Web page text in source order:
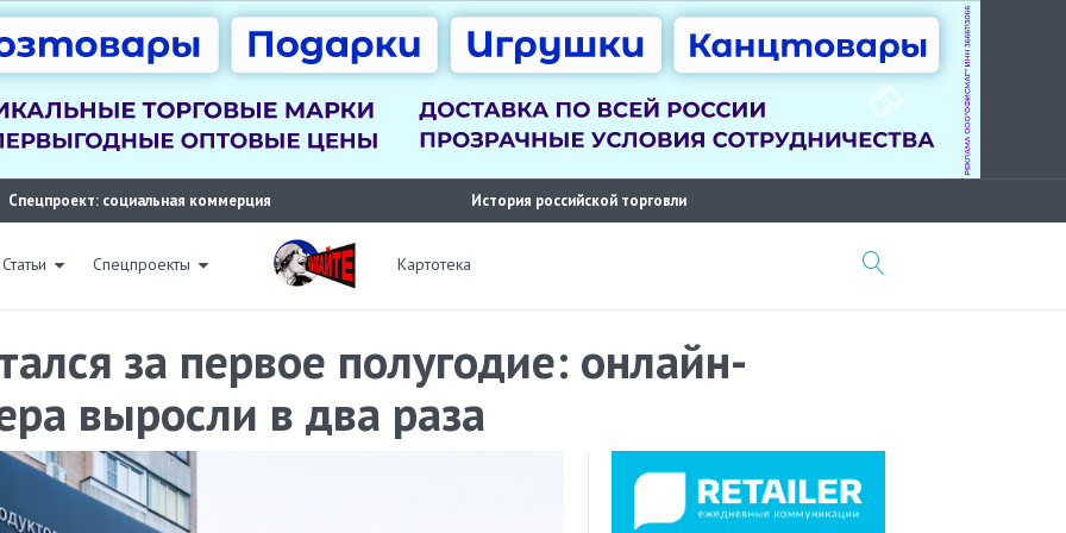
Спецпроект: социальная коммерция История российской торговли
Статьи Спецпроекты Картотека
за первое полугодие: онлайн-
выросли в два раза